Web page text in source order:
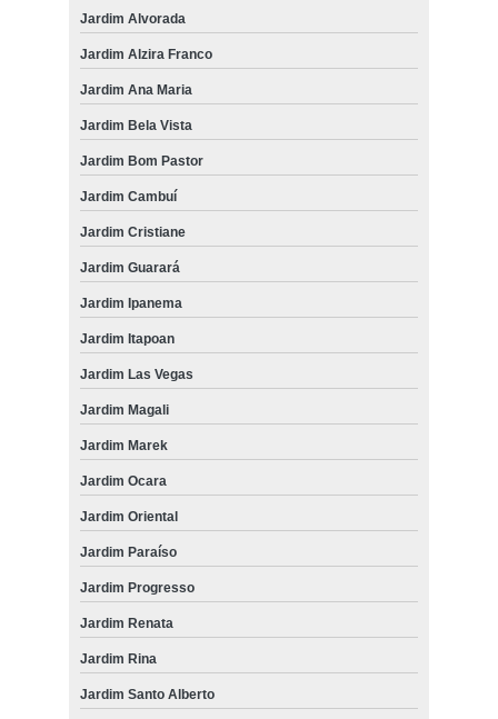
Jardim Alvorada
Jardim Alzira Franco
Jardim Ana Maria
Jardim Bela Vista
Jardim Bom Pastor
Jardim Cambuí
Jardim Cristiane
Jardim Guarará
Jardim Ipanema
Jardim Itapoan
Jardim Las Vegas
Jardim Magali
Jardim Marek
Jardim Ocara
Jardim Oriental
Jardim Paraíso
Jardim Progresso
Jardim Renata
Jardim Rina
Jardim Santo Alberto